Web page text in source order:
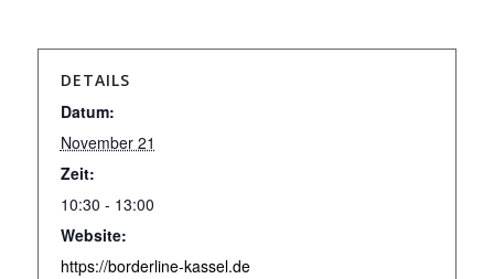
DETAILS
Datum:
November 21
Zeit:
10:30 - 13:00
Website:
https://borderline-kassel.de